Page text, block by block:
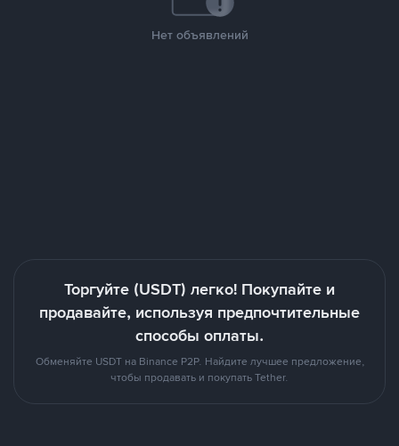
Нет объявлений
Торгуйте (USDT) легко! Покупайте и
продавайте, используя предпочтительные
способы оплаты.
Обменяйте USDT на Binance P2P. Найдите лучшее предложение,
чтобы продавать и покупать Tether.